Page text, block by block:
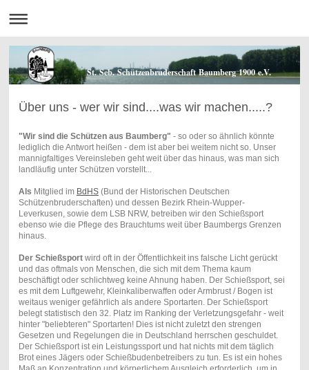
St. Seb. Schützenbruderschaft Baumberg 1900 e.V.
Über uns - wer wir sind....was wir machen.....?
"Wir sind die Schützen aus Baumberg" - so oder so ähnlich könnte
lediglich die Antwort heißen - dem ist aber bei weitem nicht so. Unser
mannigfaltiges Vereinsleben geht weit über das hinaus, was man sich
landläufig unter Schützen vorstellt...
Als Mitglied im BdHS(Bund der Historischen Deutschen
Schützenbruderschaften) und dessen Bezirk Rhein-Wupper-
Leverkusen, sowie dem LSB NRW, betreiben wir den Schießsport
ebenso wie die Pflege des Brauchtums weit über Baumbergs Grenzen
hinaus.
Der Schießsportwird oft in der Öffentlichkeit ins falsche Licht gerückt
und das oftmals von Menschen, die sich mit dem Thema kaum
beschäftigt oder schlichtweg keine Ahnung haben. Der Schießsport, sei
es mit dem Luftgewehr, Kleinkaliberwaffen oder Armbrust / Bogen ist
weitaus weniger gefährlich als andere Sportarten. Der Schießsport
belegt statistisch den 32. Platz im Ranking der Verletzungsgefahr - weit
hinter "beliebteren" Sportarten! Dies ist nicht zuletzt den strengen
Gesetzen und Regelungen die in Deutschland herrschen geschuldet.
Der Schießsport ist ein Leistungssport und hat nichts mit dem täglich
Brot eines Jägers oder Schießbudenbetreibers zu tun. Es ist ein hohes